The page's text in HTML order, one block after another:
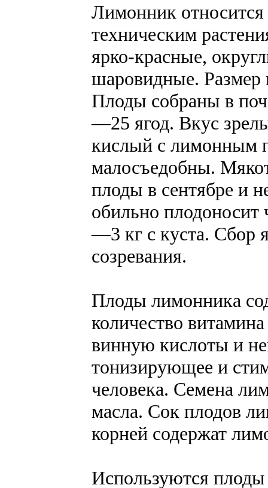
Лимонник
техническим
ярко-красные,
шаровидные.
Плоды собраны в
—25 ягод. Вкус
кислый с лимонным
малосъедобны.
плоды в сентябре и
обильно
—3 кг с куста. Сбор
созревания.
Плоды лимонника
количество
винную кислоты и
тонизирующее и
человека. Семена
масла. Сок плодов
корней содержат
Используются